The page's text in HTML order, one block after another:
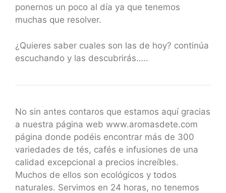
ponernos un poco al día ya que tenemos
muchas que resolver.
¿Quieres saber cuales son las de hoy? continúa
escuchando y las descubrirás…..
No sin antes contaros que estamos aquí gracias
a nuestra página web www.aromasdete.com
página donde podéis encontrar más de 300
variedades de tés, cafés e infusiones de una
calidad excepcional a precios increíbles.
Muchos de ellos son ecológicos y todos
naturales. Servimos en 24 horas, no tenemos